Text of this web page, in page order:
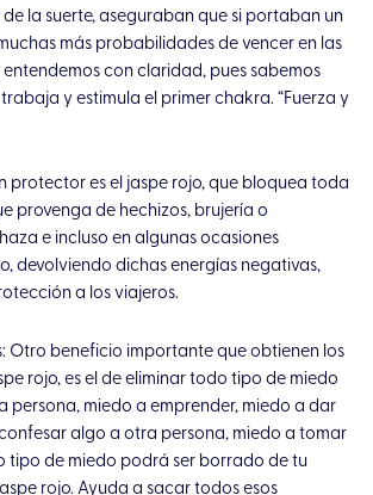
la suerte, aseguraban que si portaban un
más probabilidades de vencer en las
con claridad, pues sabemos
y estimula el primer chakra. “Fuerza y
protector es el jaspe rojo, que bloquea toda
provenga de hechizos, brujería o
e incluso en algunas ocasiones
devolviendo dichas energías negativas,
a los viajeros.
Otro beneficio importante que obtienen los
rojo, es el de eliminar todo tipo de miedo
persona, miedo a emprender, miedo a dar
algo a otra persona, miedo a tomar
tipo de miedo podrá ser borrado de tu
rojo. Ayuda a sacar todos esos